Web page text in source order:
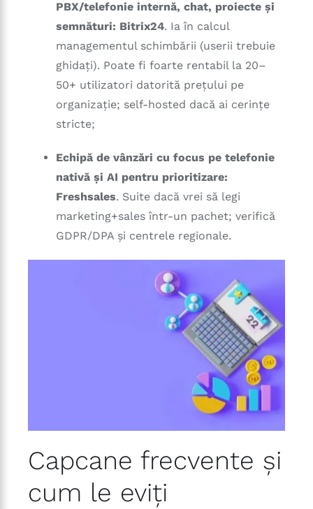
PBX/telefonie internă, chat, proiecte și
semnături: Bitrix24. Ia în calcul
managementul schimbării (userii trebuie
ghidați). Poate fi foarte rentabil la 20–
50+ utilizatori datorită prețului pe
organizație; self-hosted dacă ai cerințe
stricte;
Echipă de vânzări cu focus pe telefonie
nativă și AI pentru prioritizare:
Freshsales. Suite dacă vrei să legi
marketing+sales într-un pachet; verifică
GDPR/DPA și centrele regionale.
Capcane frecvente și
cum le eviți